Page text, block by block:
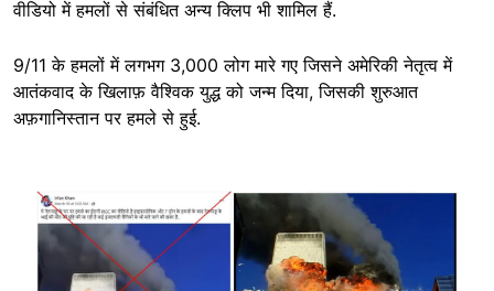
वीडियो में हमलों से संबंधित अन्य क्लिप भी शामिल हैं.
9/11 के हमलों में लगभग 3,000 लोग मारे गए जिसने अमेरिकी नेतृत्व में
आतंकवाद के खिलाफ़ वैश्विक युद्ध को जन्म दिया, जिसकी शुरुआत
अफ़गानिस्तान पर हमले से हुई.
Image